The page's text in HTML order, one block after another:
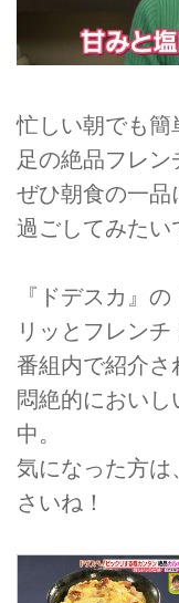
忙しい朝でも簡
足の絶品フレン
ぜひ朝食の一品
過ごしてみたい
『ドデスカ』
リッとフレンチ
番組内で紹介さ
悶絶的におい
中。
気になった方は
さいね！